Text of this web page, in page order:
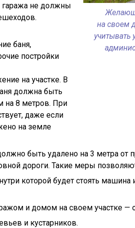
на своем
учитывать
гаража не должны
баня,
постройки
на участке. В
должна быть
на 8 метров. При
даже если
на земле
быть удалено на 3 метра от
дороги. Такие меры
которой будет стоять
и домом на своем участке —
и кустарников.